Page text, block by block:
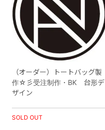
（オーダー）トートバッグ製
作☆彡受注制作・BK 台形デ
ザイン
SOLD OUT